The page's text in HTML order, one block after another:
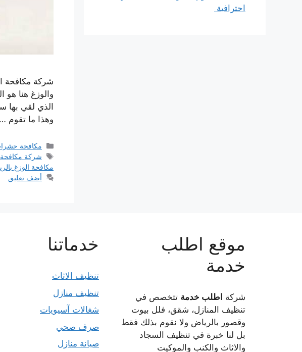
شركة مكافحة
والوزغ هنا هو
الذي لقي بها
وهذا ما تقوم …
التصنيفات
مكافحة
الوسوم
شركة مكافحة
مكافحة الوزغ
أضف تعليق
احترافية
موقع اطلب
خدمة
شركة اطلب خدمة تتخصص في
تنظيف المنازل، شقق، فلل بيوت
وقصور بالرياض ولا نقوم بذلك فقط
بل لنا خبرة في تنظيف السجاد
والاثاث والكنب والموكيت
خدماتنا
تنظيف الاثاث
تنظيف منازل
شغالات آسيويات
صرف صحي
صيانة منازل